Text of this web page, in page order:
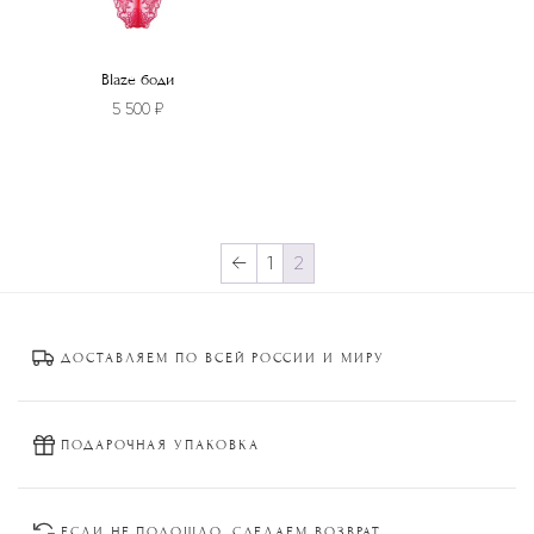
Blaze боди
5 500 ₽
выбрать
товара.
← 1 2
ДОСТАВЛЯЕМ ПО ВСЕЙ РОССИИ И МИРУ
ПОДАРОЧНАЯ УПАКОВКА